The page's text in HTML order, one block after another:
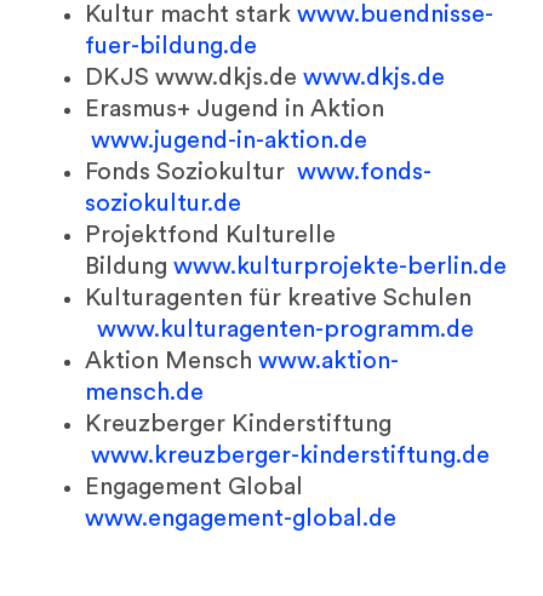
Kultur macht stark www.buendnisse-
fuer-bildung.de
DKJS www.dkjs.de www.dkjs.de
Erasmus+ Jugend in Aktion
www.jugend-in-aktion.de
Fonds Soziokultur www.fonds-
soziokultur.de
Projektfond Kulturelle
Bildung www.kulturprojekte-berlin.de
Kulturagenten für kreative Schulen
www.kulturagenten-programm.de
Aktion Mensch www.aktion-
mensch.de
Kreuzberger Kinderstiftung
www.kreuzberger-kinderstiftung.de
Engagement Global
www.engagement-global.de